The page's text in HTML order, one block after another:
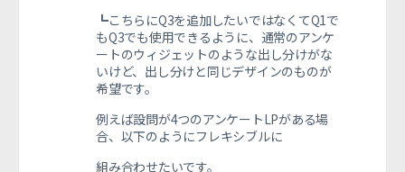
┗こちらにQ3を追加したいではなくてQ1で
もQ3でも使用できるように、通常のアンケ
ートのウィジェットのような出し分けがな
いけど、出し分けと同じデザインのものが
希望です。
例えば設問が4つのアンケートLPがある場
合、以下のようにフレキシブルに
組み合わせたいです。